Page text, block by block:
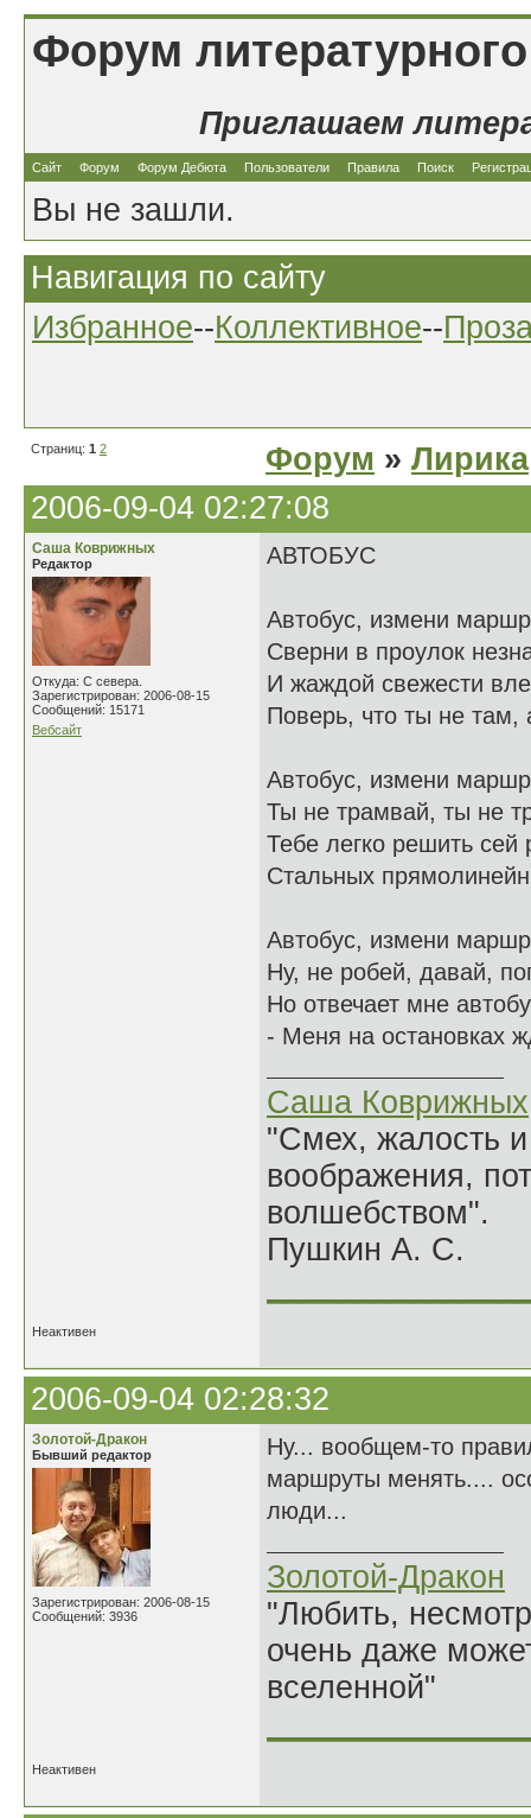
Форум
Приглашаем
Сайт Форум Форум Дебюта Пользователи Правила Поиск
Вы не зашли.
Навигация по сайту
Избранное--Коллективное--
Страниц: 1 2 Форум » Лирика
2006-09-04 02:27:08
Саша Коврижных
Редактор
Откуда: С севера.
Зарегистрирован: 2006-08-15
Сообщений: 15171
Вебсайт
АВТОБУС
Автобус, измени
Сверни в проулок
И жаждой свежести
Поверь, что ты не там,
Автобус, измени
Ты не трамвай, ты не
Тебе легко решить сей
Стальных
Автобус, измени
Ну, не робей, давай,
Но отвечает мне
- Меня на остановках
Саша Коврижных
"Смех, жалость
воображения,
волшебством".
Пушкин А. С.
Неактивен
2006-09-04 02:28:32
Золотой-Дракон
Бывший редактор
Зарегистрирован: 2006-08-15
Сообщений: 3936
Ну... вообщем-то
маршруты менять....
люди...
Золотой-Дракон
"Любить,
очень даже
вселенной"
Неактивен